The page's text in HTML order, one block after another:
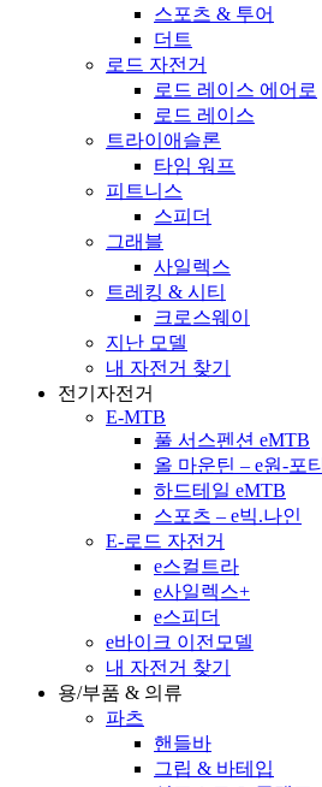
스포츠 & 투어
더트
로드 자전거
로드 레이스 에어로
로드 레이스
트라이애슬론
타임 워프
피트니스
스피더
그래블
사일렉스
트레킹 & 시티
크로스웨이
지난 모델
내 자전거 찾기
전기자전거
E-MTB
풀 서스펜션 eMTB
올 마운틴 – e원-포티
하드테일 eMTB
스포츠 – e빅.나인
E-로드 자전거
e스컬트라
e사일렉스+
e스피더
e바이크 이전모델
내 자전거 찾기
용/부품 & 의류
파츠
핸들바
그립 & 바테입